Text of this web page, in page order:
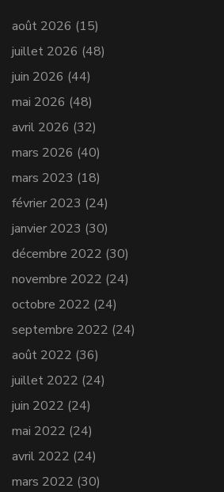
août 2026 (15)
juillet 2026 (48)
juin 2026 (44)
mai 2026 (48)
avril 2026 (32)
mars 2026 (40)
mars 2023 (18)
février 2023 (24)
janvier 2023 (30)
décembre 2022 (30)
novembre 2022 (24)
octobre 2022 (24)
septembre 2022 (24)
août 2022 (36)
juillet 2022 (24)
juin 2022 (24)
mai 2022 (24)
avril 2022 (24)
mars 2022 (30)